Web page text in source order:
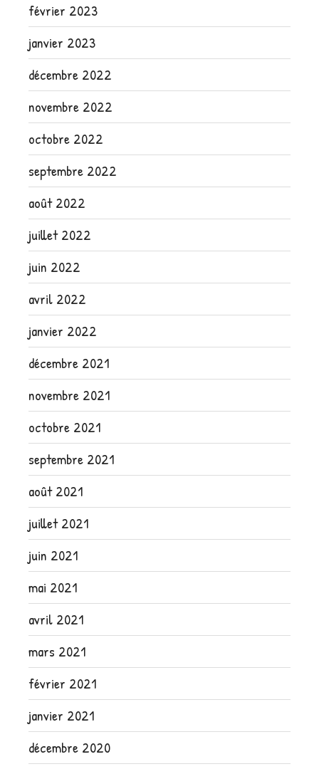
février 2023
janvier 2023
décembre 2022
novembre 2022
octobre 2022
septembre 2022
août 2022
juillet 2022
juin 2022
avril 2022
janvier 2022
décembre 2021
novembre 2021
octobre 2021
septembre 2021
août 2021
juillet 2021
juin 2021
mai 2021
avril 2021
mars 2021
février 2021
janvier 2021
décembre 2020